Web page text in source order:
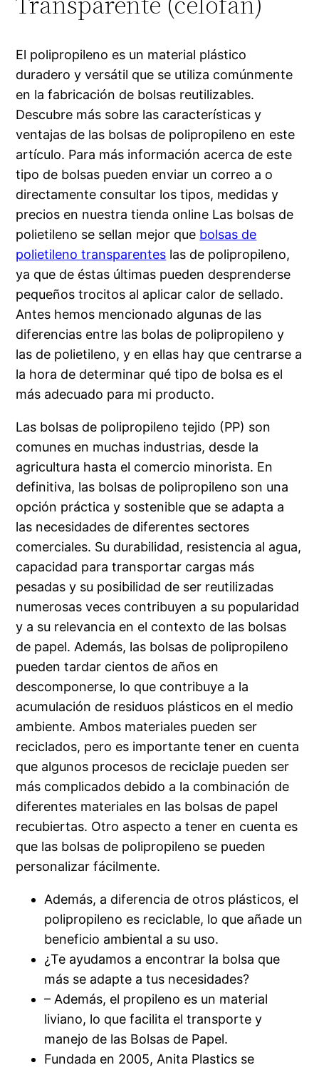
El polipropileno es un material plástico
duradero y versátil que se utiliza comúnmente
en la fabricación de bolsas reutilizables.
Descubre más sobre las características y
ventajas de las bolsas de polipropileno en este
artículo. Para más información acerca de este
tipo de bolsas pueden enviar un correo a o
directamente consultar los tipos, medidas y
precios en nuestra tienda online Las bolsas de
polietileno se sellan mejor que bolsas de
polietileno transparentes las de polipropileno,
ya que de éstas últimas pueden desprenderse
pequeños trocitos al aplicar calor de sellado.
Antes hemos mencionado algunas de las
diferencias entre las bolas de polipropileno y
las de polietileno, y en ellas hay que centrarse a
la hora de determinar qué tipo de bolsa es el
más adecuado para mi producto.
Las bolsas de polipropileno tejido (PP) son
comunes en muchas industrias, desde la
agricultura hasta el comercio minorista. En
definitiva, las bolsas de polipropileno son una
opción práctica y sostenible que se adapta a
las necesidades de diferentes sectores
comerciales. Su durabilidad, resistencia al agua,
capacidad para transportar cargas más
pesadas y su posibilidad de ser reutilizadas
numerosas veces contribuyen a su popularidad
y a su relevancia en el contexto de las bolsas
de papel. Además, las bolsas de polipropileno
pueden tardar cientos de años en
descomponerse, lo que contribuye a la
acumulación de residuos plásticos en el medio
ambiente. Ambos materiales pueden ser
reciclados, pero es importante tener en cuenta
que algunos procesos de reciclaje pueden ser
más complicados debido a la combinación de
diferentes materiales en las bolsas de papel
recubiertas. Otro aspecto a tener en cuenta es
que las bolsas de polipropileno se pueden
personalizar fácilmente.
Además, a diferencia de otros plásticos, el
polipropileno es reciclable, lo que añade un
beneficio ambiental a su uso.
¿Te ayudamos a encontrar la bolsa que
más se adapte a tus necesidades?
– Además, el propileno es un material
liviano, lo que facilita el transporte y
manejo de las Bolsas de Papel.
Fundada en 2005, Anita Plastics se